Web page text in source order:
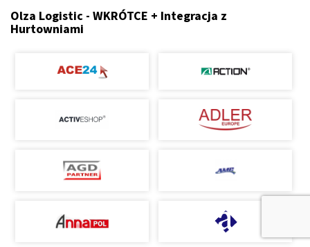
Olza Logistic - WKRÓTCE + Integracja z
Hurtowniami